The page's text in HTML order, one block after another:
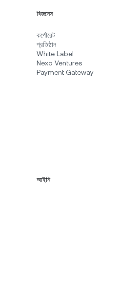
বিজনেস
কর্পোরেট
প্রতিষ্ঠান
White Label
Nexo Ventures
Payment Gateway
আইনি